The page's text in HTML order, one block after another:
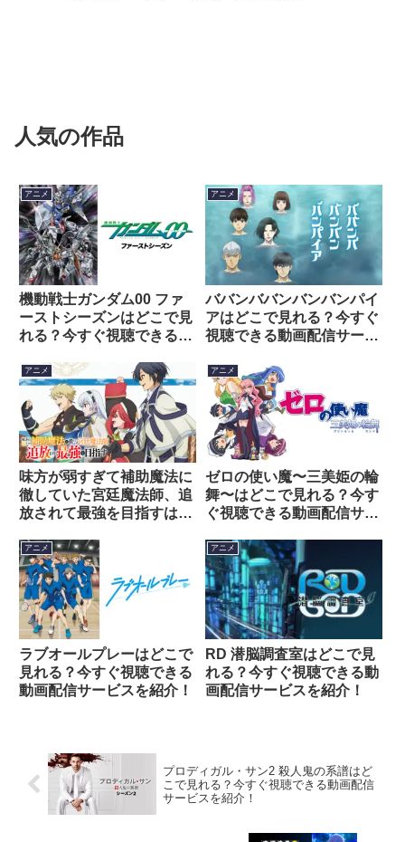
人気の作品
アニメ
機動戦士ガンダム00 ファ
ーストシーズンはどこで見
れる？今すぐ視聴できる動
アニメ
ババンババンバンバンパイ
アはどこで見れる？今すぐ
視聴できる動画配信サービ
アニメ
味方が弱すぎて補助魔法に
徹していた宮廷魔法師、追
放されて最強を目指すはど
きる動画配信サービスを紹
介！
アニメ
ゼロの使い魔〜三美姫の輪
舞〜はどこで見れる？今す
ぐ視聴できる動画配信サー
アニメ
ラブオールプレーはどこで
見れる？今すぐ視聴できる
動画配信サービスを紹介！
アニメ
RD 潜脳調査室はどこで見
れる？今すぐ視聴できる動
画配信サービスを紹介！
プロディガル・サン2 殺人鬼の系譜はど
こで見れる？今すぐ視聴できる動画配信
サービスを紹介！